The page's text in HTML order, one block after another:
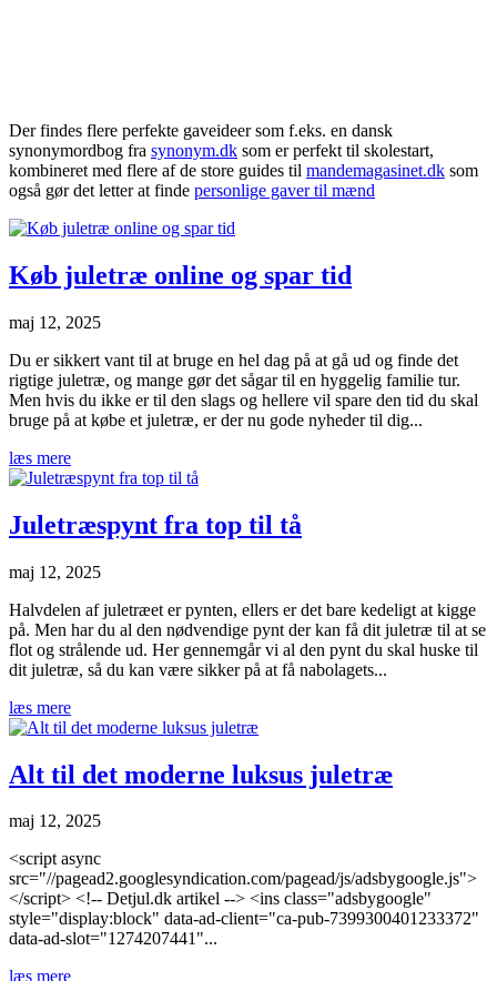
Der findes flere perfekte gaveideer som f.eks. en dansk
synonymordbog fra synonym.dk som er perfekt til skolestart,
kombineret med flere af de store guides til mandemagasinet.dk som
også gør det letter at finde personlige gaver til mænd
Køb juletræ online og spar tid
maj 12, 2025
Du er sikkert vant til at bruge en hel dag på at gå ud og finde det
rigtige juletræ, og mange gør det sågar til en hyggelig familie tur.
Men hvis du ikke er til den slags og hellere vil spare den tid du skal
bruge på at købe et juletræ, er der nu gode nyheder til dig...
læs mere
Juletræspynt fra top til tå
maj 12, 2025
Halvdelen af juletræet er pynten, ellers er det bare kedeligt at kigge
på. Men har du al den nødvendige pynt der kan få dit juletræ til at se
flot og strålende ud. Her gennemgår vi al den pynt du skal huske til
dit juletræ, så du kan være sikker på at få nabolagets...
læs mere
Alt til det moderne luksus juletræ
maj 12, 2025
<script async
src="//pagead2.googlesyndication.com/pagead/js/adsbygoogle.js">
</script> <!-- Detjul.dk artikel --> <ins class="adsbygoogle"
style="display:block" data-ad-client="ca-pub-7399300401233372"
data-ad-slot="1274207441"...
læs mere